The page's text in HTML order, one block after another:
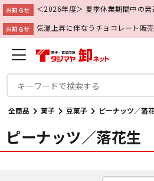
お知らせ ＜2026年度＞ 夏季休業期間中の発
お知らせ 気温上昇に伴なうチョコレート販
全商品 菓子 豆菓子 ピーナッツ／落
ピーナッツ／落花生